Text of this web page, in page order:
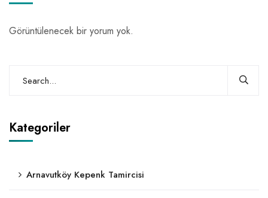
Görüntülenecek bir yorum yok.
Kategoriler
Arnavutköy Kepenk Tamircisi